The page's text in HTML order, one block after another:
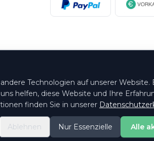
GmbH - Alle Rechte vorbehalten
Technologien auf unserer Website.
helfen, diese Website und Ihre
finden Sie in unserer
Ablehnen Nur Essenzielle Alle